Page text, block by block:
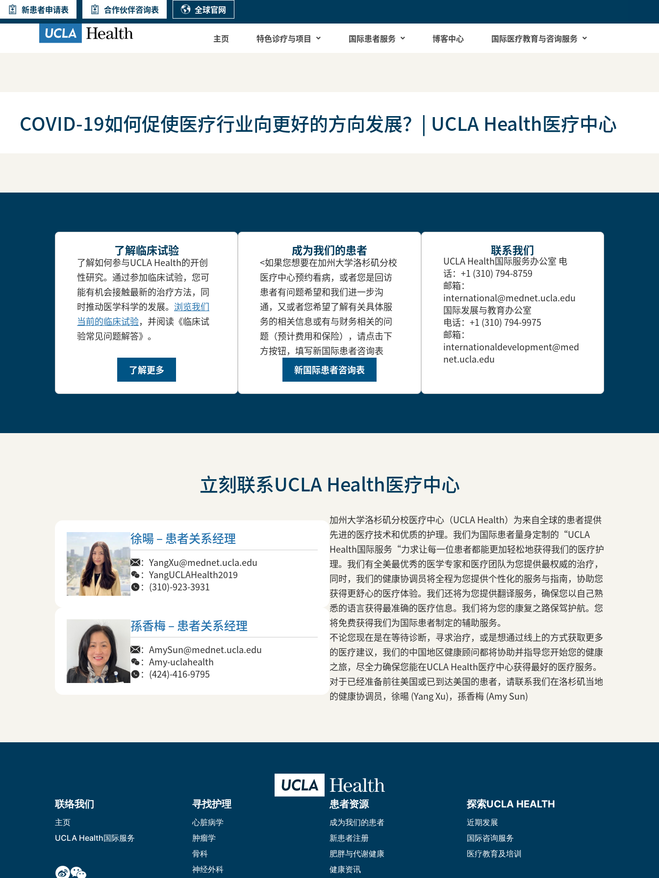
新患者申请表 合作伙伴咨询表 全球官网
主页 特色诊疗与项目 国际患者服务 博客中心 国际医疗教育与咨询服务
COVID-19如何促使医疗行业向更好的方向发展？| UCLA Health医疗中心
了解临床试验
了解如何参与UCLA Health的开创
性研究。通过参加临床试验，您可
能有机会接触最新的治疗方法，同
时推动医学科学的发展。 浏览我们
当前的临床试验，并阅读《临床试
验常见问题解答》。
了解更多
成为我们的患者
<如果您想要在加州大学洛杉矶分校
医疗中心预约看病，或者您是回访
患者有问题希望和我们进一步沟
通，又或者您希望了解有关具体服
务的相关信息或有与财务相关的问
题（预计费用和保险），请点击下
方按钮，填写新国际患者咨询表
新国际患者咨询表
联系我们
UCLA Health国际服务办公室 电
话：+1 (310) 794-8759
邮箱：
international@mednet.ucla.edu
国际发展与教育办公室
电话：+1 (310) 794-9975
邮箱：
internationaldevelopment@med
net.ucla.edu
立刻联系UCLA Health医疗中心
加州大学洛杉矶分校医疗中心（UCLA Health）为来自全球的患者提供
先进的医疗技术和优质的护理。我们为国际患者量身定制的“UCLA
Health国际服务“力求让每一位患者都能更加轻松地获得我们的医疗护
理。我们有全美最优秀的医学专家和医疗团队为您提供最权威的治疗，
同时，我们的健康协调员将全程为您提供个性化的服务与指南，协助您
获得更舒心的医疗体验。我们还将为您提供翻译服务，确保您以自己熟
悉的语言获得最准确的医疗信息。我们将为您的康复之路保驾护航。您
将免费获得我们为国际患者制定的辅助服务。
不论您现在是在等待诊断，寻求治疗，或是想通过线上的方式获取更多
的医疗建议，我们的中国地区健康顾问都将协助并指导您开始您的健康
之旅，尽全力确保您能在UCLA Health医疗中心获得最好的医疗服务。
对于已经准备前往美国或已到达美国的患者，请联系我们在洛杉矶当地
的健康协调员，徐暘 (Yang Xu)，孫香梅 (Amy Sun)
徐暘 – 患者关系经理
：YangXu@mednet.ucla.edu
：YangUCLAHealth2019
：(310)-923-3931
孫香梅 – 患者关系经理
：AmySun@mednet.ucla.edu
：Amy-uclahealth
：(424)-416-9795
联络我们
主页
UCLA Health国际服务
寻找护理
心脏病学
肿瘤学
骨科
神经外科
患者资源
成为我们的患者
新患者注册
肥胖与代谢健康
健康资讯
探索UCLA HEALTH
近期发展
国际咨询服务
医疗教育及培训